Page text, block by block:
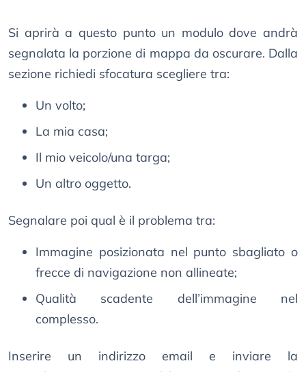
Si aprirà a questo punto un modulo dove andrà
segnalata la porzione di mappa da oscurare. Dalla
sezione richiedi sfocatura scegliere tra:
Un volto;
La mia casa;
Il mio veicolo/una targa;
Un altro oggetto.
Segnalare poi qual è il problema tra:
Immagine posizionata nel punto sbagliato o
frecce di navigazione non allineate;
Qualità scadente dell’immagine nel
complesso.
Inserire un indirizzo email e inviare la